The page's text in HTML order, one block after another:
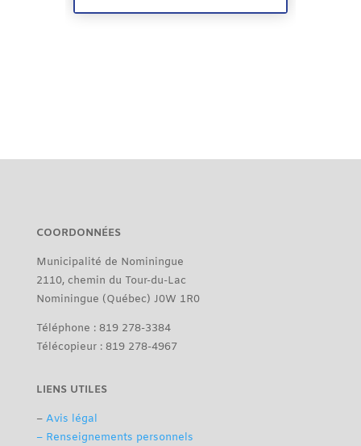
COORDONNÉES
Municipalité de Nominingue
2110, chemin du Tour-du-Lac
Nominingue (Québec) J0W 1R0
Téléphone : 819 278-3384
Télécopieur : 819 278-4967
LIENS UTILES
– Avis légal
– Renseignements personnels